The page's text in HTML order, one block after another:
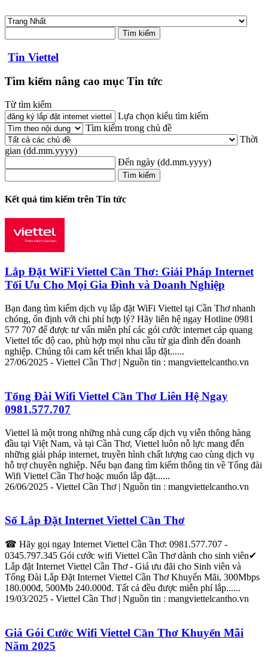
Tin Viettel
Tìm kiếm nâng cao mục Tin tức
Từ tìm kiếm
Lựa chọn kiểu tìm kiếm
Tìm kiếm trong chủ đề
Thời
gian (dd.mm.yyyy)
Đến ngày (dd.mm.yyyy)
Kết quả tìm kiếm trên Tin tức
Lắp Đặt WiFi Viettel Cần Thơ: Giải Pháp Internet
Tối Ưu Cho Mọi Gia Đình và Doanh Nghiệp
Bạn đang tìm kiếm dịch vụ lắp đặt WiFi Viettel tại Cần Thơnhanh
chóng, ổn định với chi phí hợp lý? Hãy liên hệ ngay Hotline 0981
577 707 để được tư vấn miễn phí các gói cước internet cáp quang
Viettel tốc độ cao, phù hợp mọi nhu cầu từ gia đình đến doanh
nghiệp. Chúng tôi cam kết triển khai lắp đặt......
27/06/2025 - Viettel Cần Thơ| Nguồn tin : mangviettelcantho.vn
Tổng Đài Wifi Viettel Cần Thơ Liên Hệ Ngay
0981.577.707
Viettel là một trong những nhà cung cấp dịch vụ viễn thông hàng
đầu tại Việt Nam, và tại Cần Thơ, Viettel luôn nỗ lực mang đến
những giải pháp internet, truyền hình chất lượng cao cùng dịch vụ
hỗ trợ chuyên nghiệp. Nếu bạn đang tìm kiếm thông tin về Tổng đài
Wifi Viettel Cần Thơhoặc muốn lắp đặt......
26/06/2025 - Viettel Cần Thơ| Nguồn tin : mangviettelcantho.vn
Số Lắp ĐặtInternet Viettel Cần Thơ
☎ Hãy gọi ngay Internet Viettel Cần Thơ: 0981.577.707 -
0345.797.345 Gói cước wifi Viettel Cần Thơdành cho sinh viên✔
Lắp đặt Internet Viettel Cần Thơ- Giá ưu đãi cho Sinh viên và
Tổng Đài Lắp Đặt Internet Viettel Cần ThơKhuyến Mãi, 300Mbps
180.000đ, 500Mb 240.000đ. Tất cả đều được miễn phílắp......
19/03/2025 - Viettel Cần Thơ| Nguồn tin : mangviettelcantho.vn
Giá Gói Cước Wifi Viettel Cần Thơ Khuyến Mãi
Năm 2025